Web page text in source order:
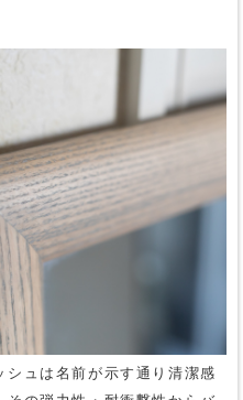
ュは名前が示す通り清潔感